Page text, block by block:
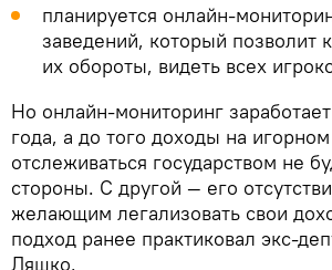
планируется онлайн-
заведений, который позволит
их обороты, видеть всех
Но онлайн-мониторинг
года, а до того доходы на
отслеживаться государством не
стороны. С другой — его
желающим легализовать свои
подход ранее практиковал экс-
Ляшко.